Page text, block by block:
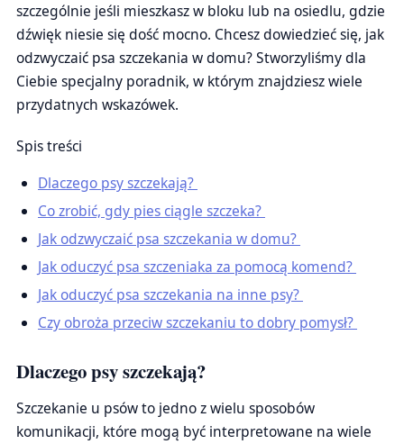
szczególnie jeśli mieszkasz w bloku lub na osiedlu, gdzie
dźwięk niesie się dość mocno. Chcesz dowiedzieć się, jak
odzwyczaić psa szczekania w domu? Stworzyliśmy dla
Ciebie specjalny poradnik, w którym znajdziesz wiele
przydatnych wskazówek.
Spis treści
Dlaczego psy szczekają?
Co zrobić, gdy pies ciągle szczeka?
Jak odzwyczaić psa szczekania w domu?
Jak oduczyć psa szczeniaka za pomocą komend?
Jak oduczyć psa szczekania na inne psy?
Czy obroża przeciw szczekaniu to dobry pomysł?
Dlaczego psy szczekają?
Szczekanie u psów to jedno z wielu sposobów
komunikacji, które mogą być interpretowane na wiele